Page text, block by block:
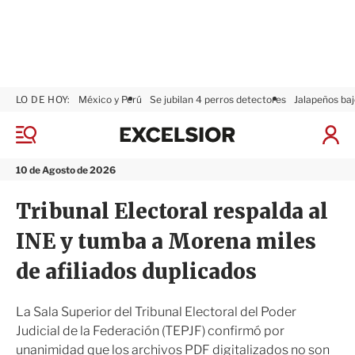
M
n
10 de Agosto de 2026
LO DE HOY: México y Perú Se jubilan 4 perros detectores Jalapeños
I
x
i
r
Tribunal Electoral respalda al
INE y tumba a Morena miles
de afiliados duplicados
La Sala Superior del Tribunal Electoral del Poder
Judicial de la Federación (TEPJF) confirmó por
unanimidad que los archivos PDF digitalizados no son